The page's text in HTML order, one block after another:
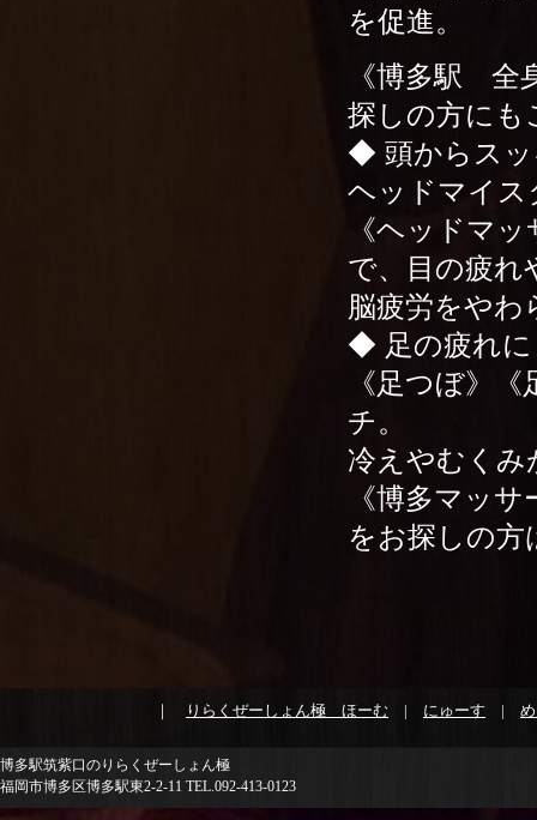
を促進。
《博多駅 全
探しの方にも
◆ 頭からス
ヘッドマイス
《ヘッドマ
で、目の疲
脳疲労をやわ
◆ 足の疲れ
《足つぼ》
チ。
冷えやむくみ
《博多マッ
をお探しの方
｜ りらくぜーしょん極 ほーむ | にゅーす |
博多駅筑紫口のりらくぜーしょん極
福岡市博多区博多駅東2-2-11 TEL.092-413-0123